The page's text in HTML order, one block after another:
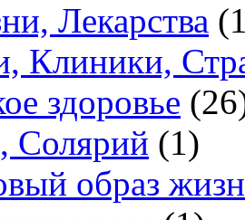
Лекарства
Клиники,
здоровье
Солярий (1)
образ